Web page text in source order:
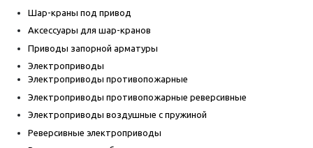
Шар-краны под привод
Аксессуары для шар-кранов
Приводы запорной арматуры
Электроприводы
Электроприводы противопожарные
Электроприводы противопожарные реверсивные
Электроприводы воздушные с пружиной
Реверсивные электроприводы